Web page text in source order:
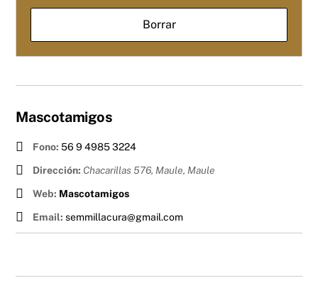
Mascotamigos
Fono: 56 9 4985 3224
Dirección: Chacarillas 576, Maule, Maule
Web: Mascotamigos
Email: semmillacura@gmail.com